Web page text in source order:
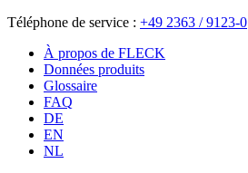
Téléphone de service : +49 2363 / 9123-0
À propos de FLECK
Données produits
Glossaire
FAQ
DE
EN
NL